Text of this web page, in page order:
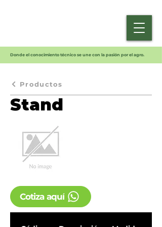
Donde el conocimiento técnico se une con la pasión por el agro.
Productos
Stand
Cotiza aquí